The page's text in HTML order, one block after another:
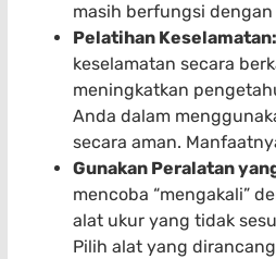
masih berfungsi dengan
Pelatihan Keselamatan:
keselamatan secara
meningkatkan
Anda dalam
secara aman.
Gunakan Peralatan
mencoba “mengakali”
alat ukur yang tidak
Pilih alat yang